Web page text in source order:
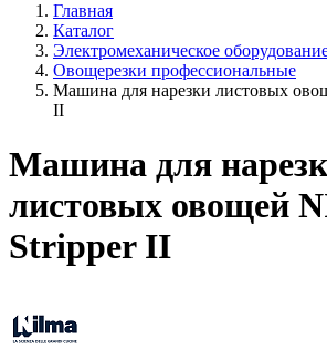
Главная
Каталог
Электромеханическое
Овощерезки профессиональные
Машина для нарезки листовых
II
Машина для
листовых овощей
Stripper II